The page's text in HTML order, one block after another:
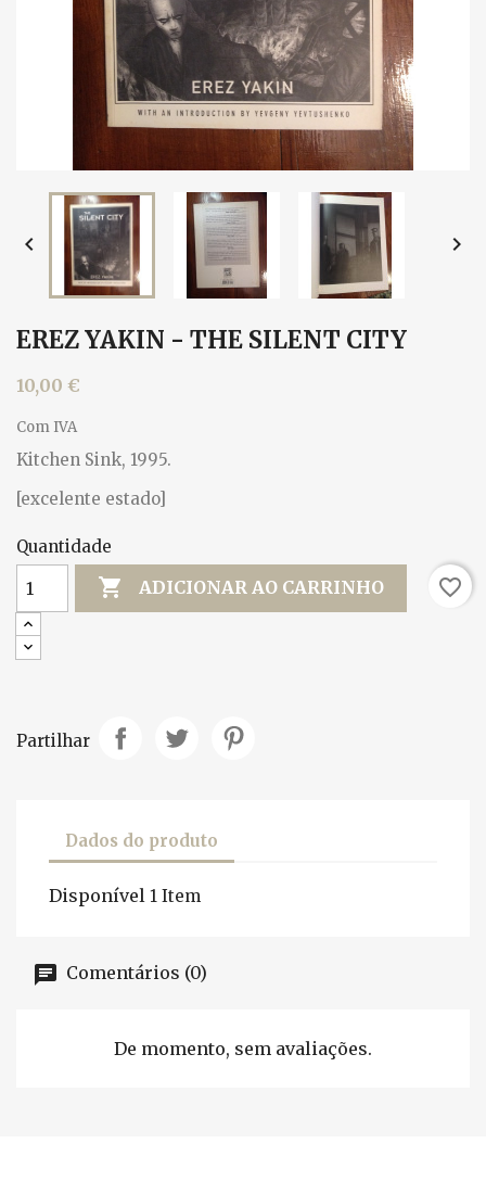
 
EREZ YAKIN - THE SILENT CITY
10,00 €
Com IVA
Kitchen Sink, 1995.
[excelente estado]
Quantidade
 ADICIONAR AO CARRINHO favorite_border
Partilhar
Dados do produto
Disponível 1 Item
Comentários (0)
De momento, sem avaliações.